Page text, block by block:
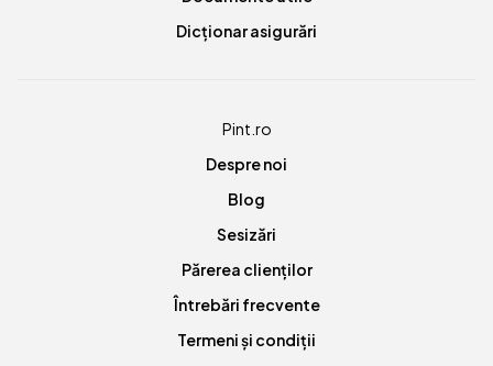
Dicționar asigurări
Pint.ro
Despre noi
Blog
Sesizări
Părerea clienților
Întrebări frecvente
Termeni și condiții